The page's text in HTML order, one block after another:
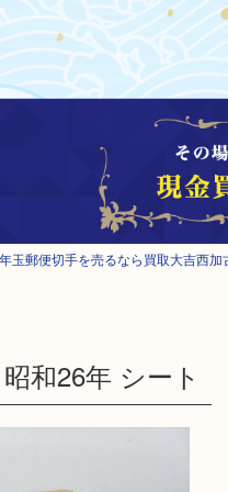
玉郵便切手を売るなら買取大吉西加
和26年 シート